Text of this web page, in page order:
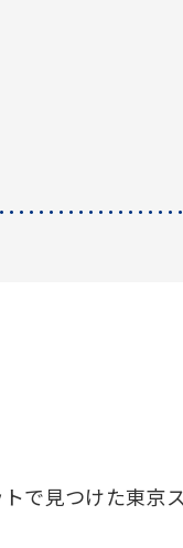
で見つけた東京